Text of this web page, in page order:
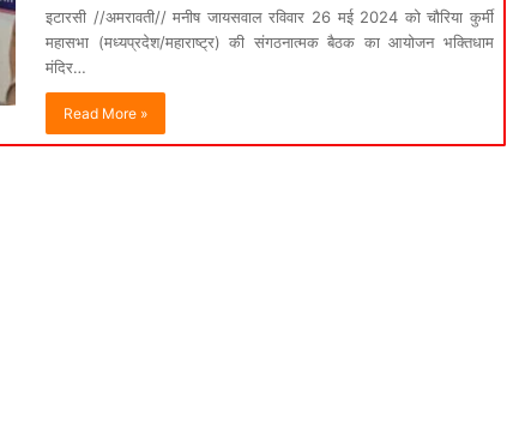
इटारसी //अमरावती// मनीष जायसवाल रविवार 26 मई 2024 को चौरिया कुर्मी
महासभा (मध्यप्रदेश/महाराष्ट्र) की संगठनात्मक बैठक का आयोजन भक्तिधाम
मंदिर…
Read More »